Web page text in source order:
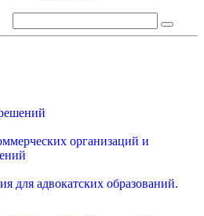
организаций и
для адвокатских образований.